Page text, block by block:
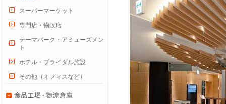
スーパーマーケット
専門店・物販店
テーマパーク・アミューズメン
ト
ホテル・ブライダル施設
その他（オフィスなど）